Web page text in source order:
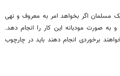
مسلمان اگر بخواهد امر به معروف و نهی
و به صورت مودبانه این کار را انجام دهد.
برخوردی انجام دهند باید در چارچوب